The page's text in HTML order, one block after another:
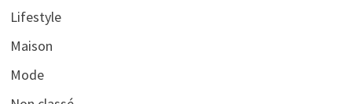
Lifestyle
Maison
Mode